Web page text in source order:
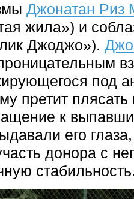
Джонатан Риз
жила») и
Джоджо»).
под
претит
к
его
донора с